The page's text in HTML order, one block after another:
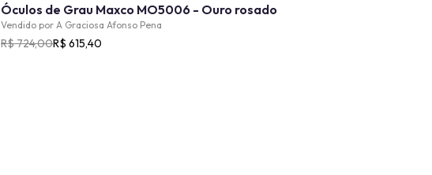
Óculos de Grau Maxco MO5006 - Ouro rosado
Vendido por A Graciosa Afonso Pena
R$ 724,00R$ 615,40